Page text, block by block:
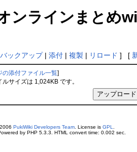
ンラインまとめ
バックアップ| 添付| 複製 | リロード ] [
の添付ファイル一覧
サイズは 1,024KB です。
PukiWiki Developers Team. License is GPL
by PHP 5.3.3. HTML convert time: 0.002 sec.